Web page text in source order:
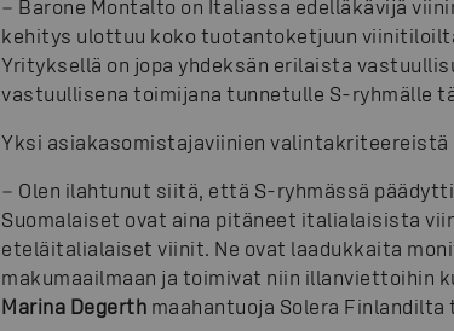
− Barone Montalto on Italiassa edelläkävijä
kehitys ulottuu koko tuotantoketjuun
Yrityksellä on jopa yhdeksän erilaista
vastuullisena toimijana tunnetulle S-ryhmälle
Yksi asiakasomistajaviinien valintakriteereistä
− Olen ilahtunut siitä, että S-ryhmässä
Suomalaiset ovat aina pitäneet italialaisista
eteläitalialaiset viinit. Ne ovat laadukkaita
makumaailmaan ja toimivat niin illanviettoihin
Marina Degerth maahantuoja Solera Finlandilta